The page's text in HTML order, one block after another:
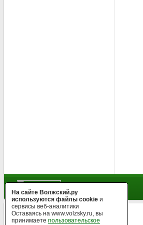
На сайте Волжский.ру
используются файлы cookie и
сервисы веб-аналитики
Оставаясь на www.volzsky.ru, вы
принимаете пользовательское